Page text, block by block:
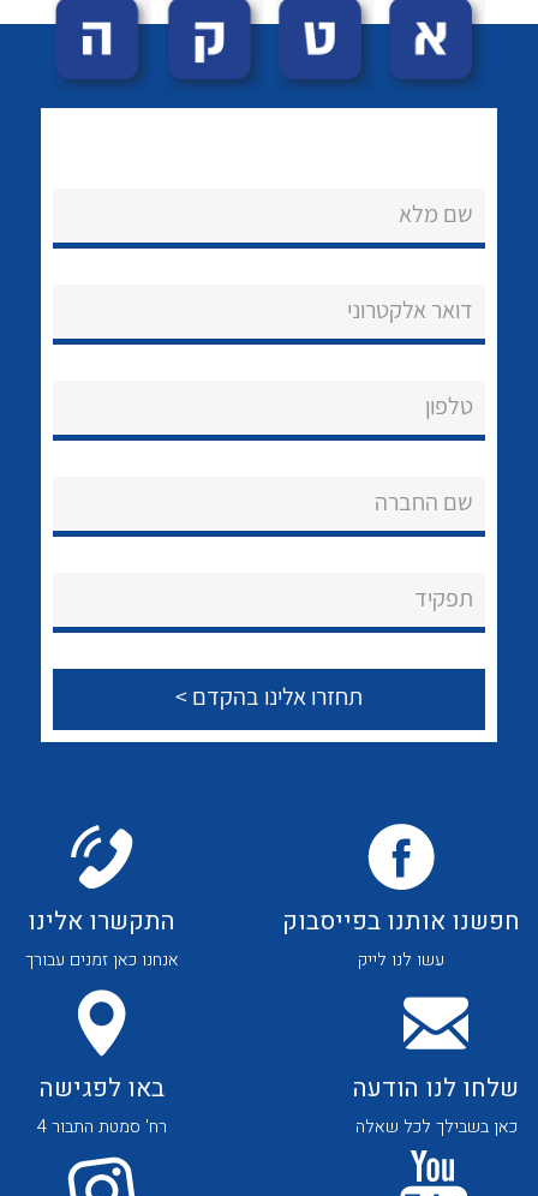
הצוות שלנו
שירותי תמיכה
לכל מוצרי היצרן לכל מוצרי היצרן
לכל מוצרי היצרן לכל מוצרי היצרן
שם מלא
דואר אלקטרוני
טלפון
שם החברה
תפקיד
חפשנו אותנו בפייסבוק
עשו לנו לייק
התקשרו אלינו
אנחנו כאן זמנים עבורך
שלחו לנו הודעה
כאן בשבילך לכל שאלה
באו לפגישה
רח' סמטת התבור 4